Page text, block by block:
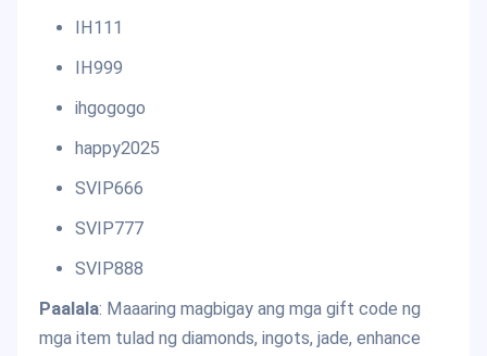
IH111
IH999
ihgogogo
happy2025
SVIP666
SVIP777
SVIP888
Paalala: Maaaring magbigay ang mga gift code ng
mga item tulad ng diamonds, ingots, jade, enhance